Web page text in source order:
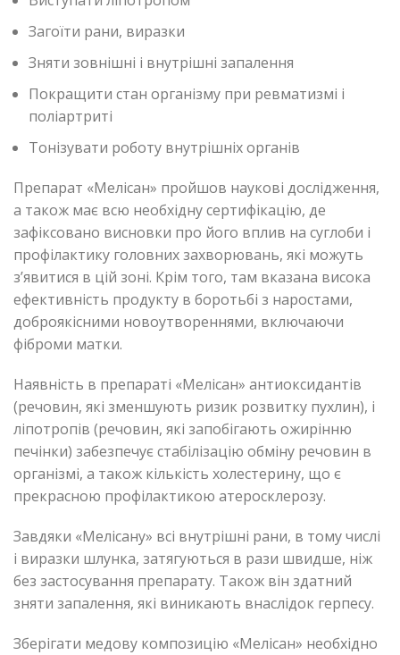
Загоїти рани, виразки
Зняти зовнішні і внутрішні запалення
Покращити стан організму при ревматизмі і
поліартриті
Тонізувати роботу внутрішніх органів
Препарат «Мелісан» пройшов наукові дослідження,
а також має всю необхідну сертифікацію, де
зафіксовано висновки про його вплив на суглоби і
профілактику головних захворювань, які можуть
з’явитися в цій зоні. Крім того, там вказана висока
ефективність продукту в боротьбі з наростами,
доброякісними новоутвореннями, включаючи
фіброми матки.
Наявність в препараті «Мелісан» антиоксидантів
(речовин, які зменшують ризик розвитку пухлин), і
ліпотропів (речовин, які запобігають ожирінню
печінки) забезпечує стабілізацію обміну речовин в
організмі, а також кількість холестерину, що є
прекрасною профілактикою атеросклерозу.
Завдяки «Мелісану» всі внутрішні рани, в тому числі
і виразки шлунка, затягуються в рази швидше, ніж
без застосування препарату. Також він здатний
зняти запалення, які виникають внаслідок герпесу.
Зберігати медову композицію «Мелісан» необхідно